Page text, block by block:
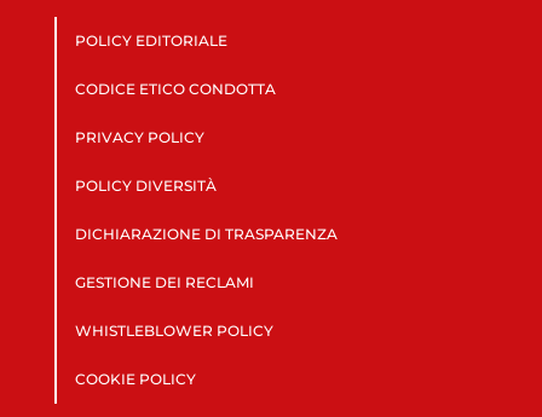
POLICY EDITORIALE
CODICE ETICO CONDOTTA
PRIVACY POLICY
POLICY DIVERSITÀ
DICHIARAZIONE DI TRASPARENZA
GESTIONE DEI RECLAMI
WHISTLEBLOWER POLICY
COOKIE POLICY